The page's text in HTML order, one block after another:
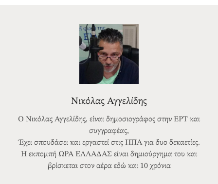
Νικόλας Αγγελίδης
Ο Νικόλας Αγγελίδης, είναι δημοσιογράφος στην ΕΡΤ και
συγγραφέας,
Έχει σπουδάσει και εργαστεί στις ΗΠΑ για δυο δεκαετίες.
Η εκπομπή ΩΡΑ ΕΛΛΑΔΑΣ είναι δημιούργημα του και
βρίσκεται στον αέρα εδώ και 10 χρόνια